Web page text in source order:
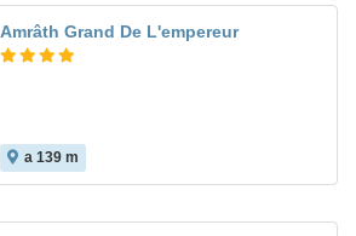
Amrâth Grand De L'empereur
a 139 m